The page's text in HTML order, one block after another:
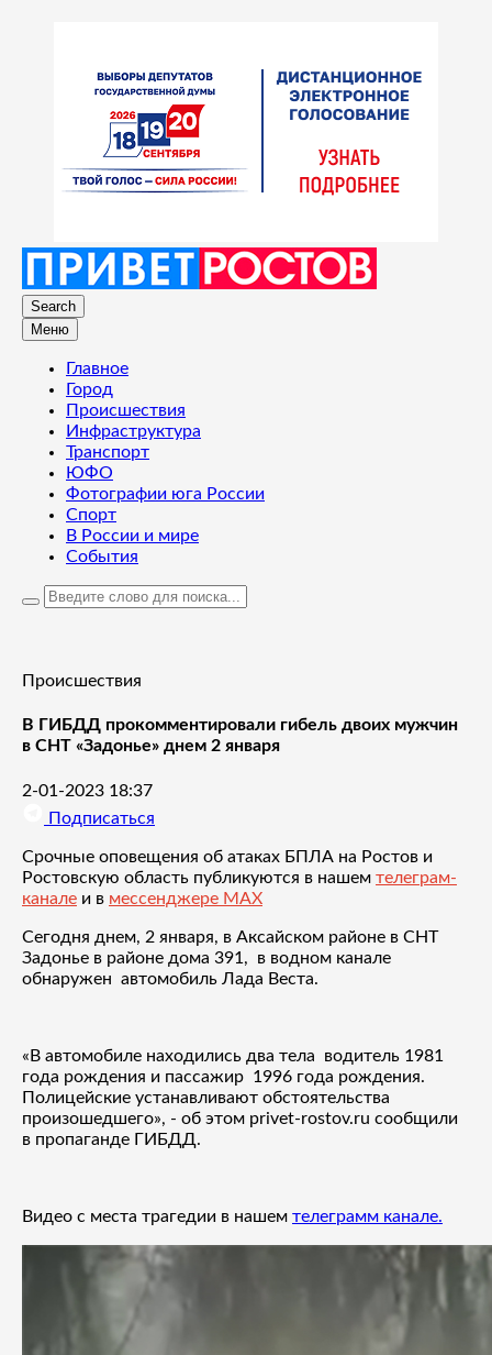
Search
Меню
Главное
Город
Происшествия
Инфраструктура
Транспорт
ЮФО
Фотографии юга России
Спорт
В России и мире
События
Происшествия
В ГИБДД прокомментировали гибель двоих мужчин
в СНТ «Задонье» днем 2 января
2-01-2023 18:37
Подписаться
Срочные оповещения об атаках БПЛА на Ростов и
Ростовскую область публикуются в нашем телеграм-
канале и в мессенджере MAX
Сегодня днем, 2 января, в Аксайском районе в СНТ
Задонье в районе дома 391, в водном канале
обнаружен автомобиль Лада Веста.
«В автомобиле находились два тела водитель 1981
года рождения и пассажир 1996 года рождения.
Полицейские устанавливают обстоятельства
произошедшего», - об этом privet-rostov.ru сообщили
в пропаганде ГИБДД.
Видео с места трагедии в нашем телеграмм канале.